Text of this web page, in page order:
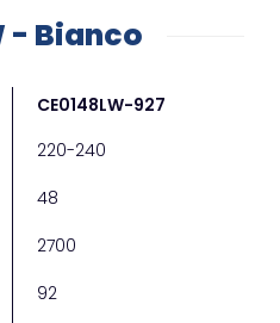
- Bianco
CE0148LW-927
220-240
48
2700
92